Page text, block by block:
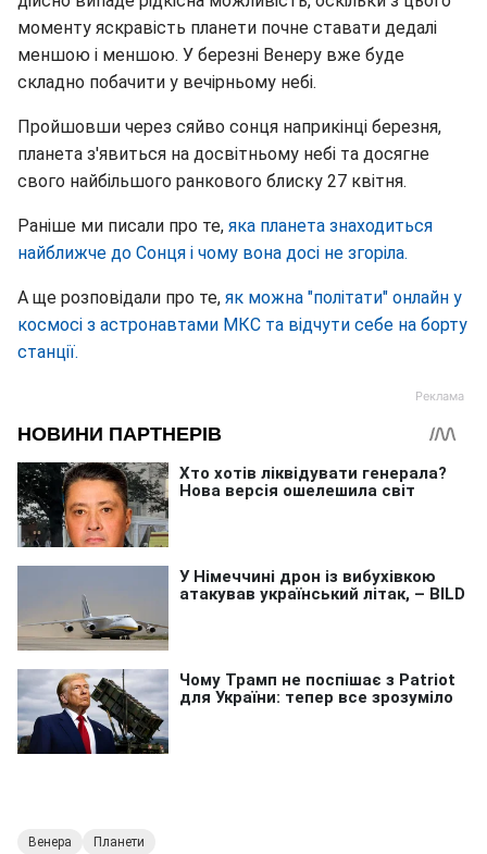
моменту яскравість планети почне ставати дедалі
меншою і меншою. У березні Венеру вже буде
складно побачити у вечірньому небі.
Пройшовши через сяйво сонця наприкінці березня,
планета з'явиться на досвітньому небі та досягне
свого найбільшого ранкового блиску 27 квітня.
Раніше ми писали про те, яка планета знаходиться
найближче до Сонця і чому вона досі не згоріла.
А ще розповідали про те, як можна "політати" онлайн у
космосі з астронавтами МКС та відчути себе на борту
станції.
Венера Планети